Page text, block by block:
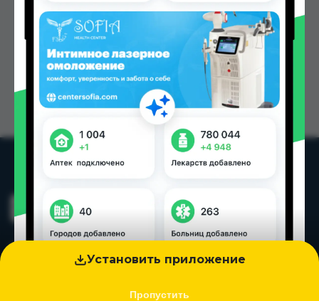
Установить приложение
Пропустить